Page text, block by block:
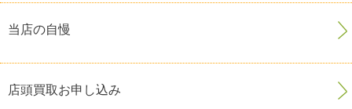
当店の自慢
店頭買取お申し込み